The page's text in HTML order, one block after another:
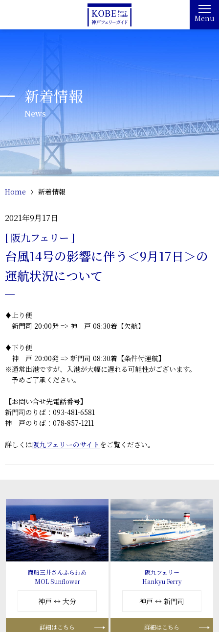
Menu
新着情報
News
Home 新着情報
2021年9月17日
[ 阪九フェリー ]
台風14号の影響に伴う＜9月17日＞の
運航状況について
♦上り便
新門司 20:00発 => 神 戸 08:30着【欠航】
♦下り便
神 戸 20:00発 => 新門司 08:30着【条件付運航】
※通常出港ですが、入港が大幅に遅れる可能性がございます。
予めご了承ください。
【お問い合せ先電話番号】
新門司のりば：093-481-6581
神 戸のりば：078-857-1211
詳しくは阪九フェリーのサイト をご覧ください。
商船三井さんふらわあ
MOL Sunflower
神戸 ↔ 大分
詳細はこちら
阪九フェリー
Hankyu Ferry
神戸 ↔ 新門司
詳細はこちら